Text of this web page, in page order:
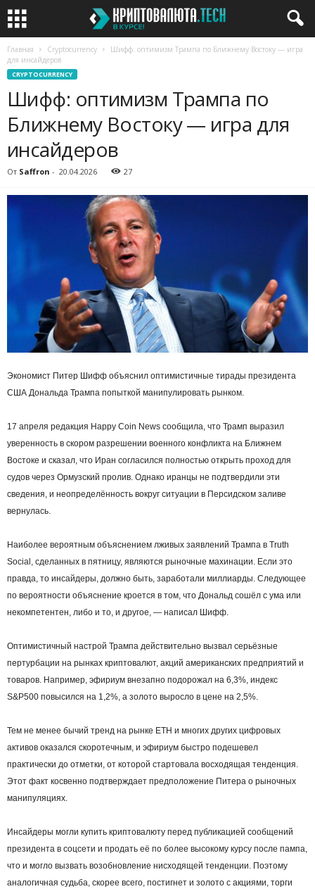
Главная Cryptocurrency
Шифф: оптимизм Трампа по Ближнему Востоку — игра
для инсайдеров
CRYPTOCURRENCY
Шифф: оптимизм Трампа по
Ближнему Востоку — игра для
инсайдеров
От Saffron - 20.04.2026 27
Экономист Питер Шифф объяснил оптимистичные тирады президента
США Дональда Трампа попыткой манипулировать рынком.
17 апреля редакция Happy Coin News сообщила, что Трамп выразил
уверенность в скором разрешении военного конфликта на Ближнем
Востоке и сказал, что Иран согласился полностью открыть проход для
судов через Ормузский пролив. Однако иранцы не подтвердили эти
сведения, и неопределённость вокруг ситуации в Персидском заливе
вернулась.
Наиболее вероятным объяснением лживых заявлений Трампа в Truth
Social, сделанных в пятницу, являются рыночные махинации. Если это
правда, то инсайдеры, должно быть, заработали миллиарды. Следующее
по вероятности объяснение кроется в том, что Дональд сошёл с ума или
некомпетентен, либо и то, и другое, — написал Шифф.
Оптимистичный настрой Трампа действительно вызвал серьёзные
пертурбации на рынках криптовалют, акций американских предприятий и
товаров. Например, эфириум внезапно подорожал на 6,3%, индекс
S&P500 повысился на 1,2%, а золото выросло в цене на 2,5%.
Тем не менее бычий тренд на рынке ETH и многих других цифровых
активов оказался скоротечным, и эфириум быстро подешевел
практически до отметки, от которой стартовала восходящая тенденция.
Этот факт косвенно подтверждает предположение Питера о рыночных
манипуляциях.
Инсайдеры могли купить криптовалюту перед публикацией сообщений
президента в соцсети и продать её по более высокому курсу после пампа,
что и могло вызвать возобновление нисходящей тенденции. Поэтому
аналогичная судьба, скорее всего, постигнет и золото с акциями, торги